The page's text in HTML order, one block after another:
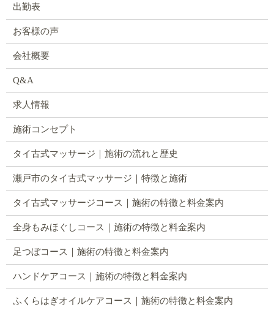
出勤表
お客様の声
会社概要
Q&A
求人情報
施術コンセプト
タイ古式マッサージ｜施術の流れと歴史
瀬戸市のタイ古式マッサージ｜特徴と施術
タイ古式マッサージコース｜施術の特徴と料金案内
全身もみほぐしコース｜施術の特徴と料金案内
足つぼコース｜施術の特徴と料金案内
ハンドケアコース｜施術の特徴と料金案内
ふくらはぎオイルケアコース｜施術の特徴と料金案内